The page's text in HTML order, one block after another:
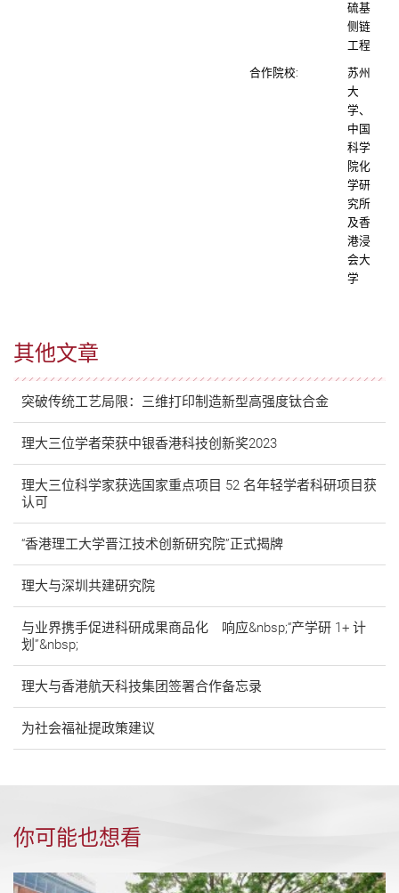
其他文章
突破传统工艺局限：三维打印制造新型高强度钛合金
理大三位学者荣获中银香港科技创新奖2023
理大三位科学家获选国家重点项目 52 名年轻学者科研项目获
认可
“香港理工大学晋江技术创新研究院”正式揭牌
理大与深圳共建研究院
与业界携手促进科研成果商品化 响应&nbsp;“产学研 1+ 计
划”&nbsp;
理大与香港航天科技集团签署合作备忘录
为社会福祉提政策建议
硫基
侧链
工程
合作院校:
苏州
大
学、
中国
科学
院化
学研
究所
及香
港浸
会大
学
你可能也想看